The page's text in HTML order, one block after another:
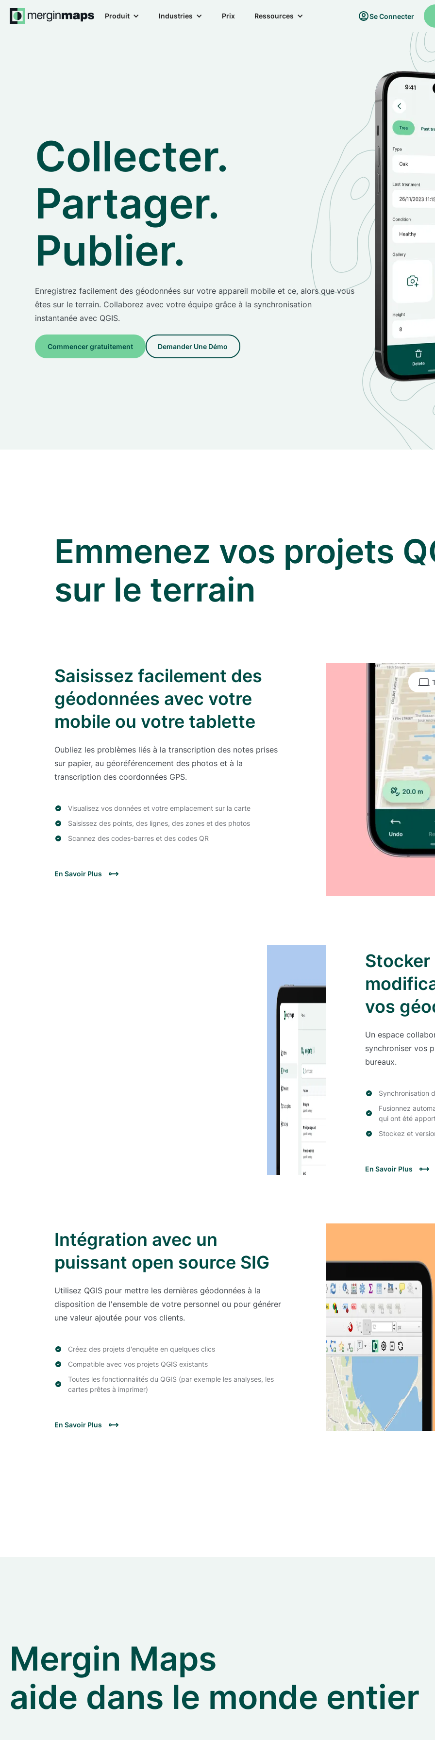
Produit Industries Prix Ressources Se Connecter
Collecter.
Partager.
Publier.
Enregistrez facilement des géodonnées sur votre appareil mobile et ce, alors que vous
êtes sur le terrain. Collaborez avec votre équipe grâce à la synchronisation
instantanée avec QGIS.
Commencer gratuitement Demander Une Démo
Emmenez vos projets
sur le terrain
Saisissez facilement des
géodonnées avec votre
mobile ou votre tablette
Oubliez les problèmes liés à la transcription des notes prises
sur papier, au géoréférencement des photos et à la
transcription des coordonnées GPS.
Visualisez vos données et votre emplacement sur la carte
Saisissez des points, des lignes, des zones et des photos
Scannez des codes-barres et des codes QR
En Savoir Plus
vos
Un espace
synchroniser vos
bureaux.
Synchronisation
Fusionnez
qui ont été
Stockez et
En Savoir Plus
Intégration avec un
puissant open source SIG
Utilisez QGIS pour mettre les dernières géodonnées à la
disposition de l'ensemble de votre personnel ou pour générer
une valeur ajoutée pour vos clients.
Créez des projets d'enquête en quelques clics
Compatible avec vos projets QGIS existants
Toutes les fonctionnalités du QGIS (par exemple les analyses, les
cartes prêtes à imprimer)
En Savoir Plus
Mergin Maps
aide dans le monde entier